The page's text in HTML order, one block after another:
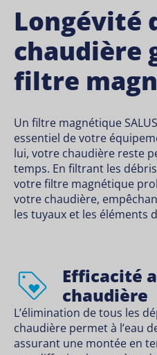
Longévité
chaudière
filtre
Un filtre magnétique
essentiel de votre
lui, votre chaudière reste
temps. En filtrant les
votre filtre magnétique
votre chaudière,
les tuyaux et les éléments
Efficacité
chaudière
L’élimination de tous les
chaudière permet à l’eau
assurant une montée en